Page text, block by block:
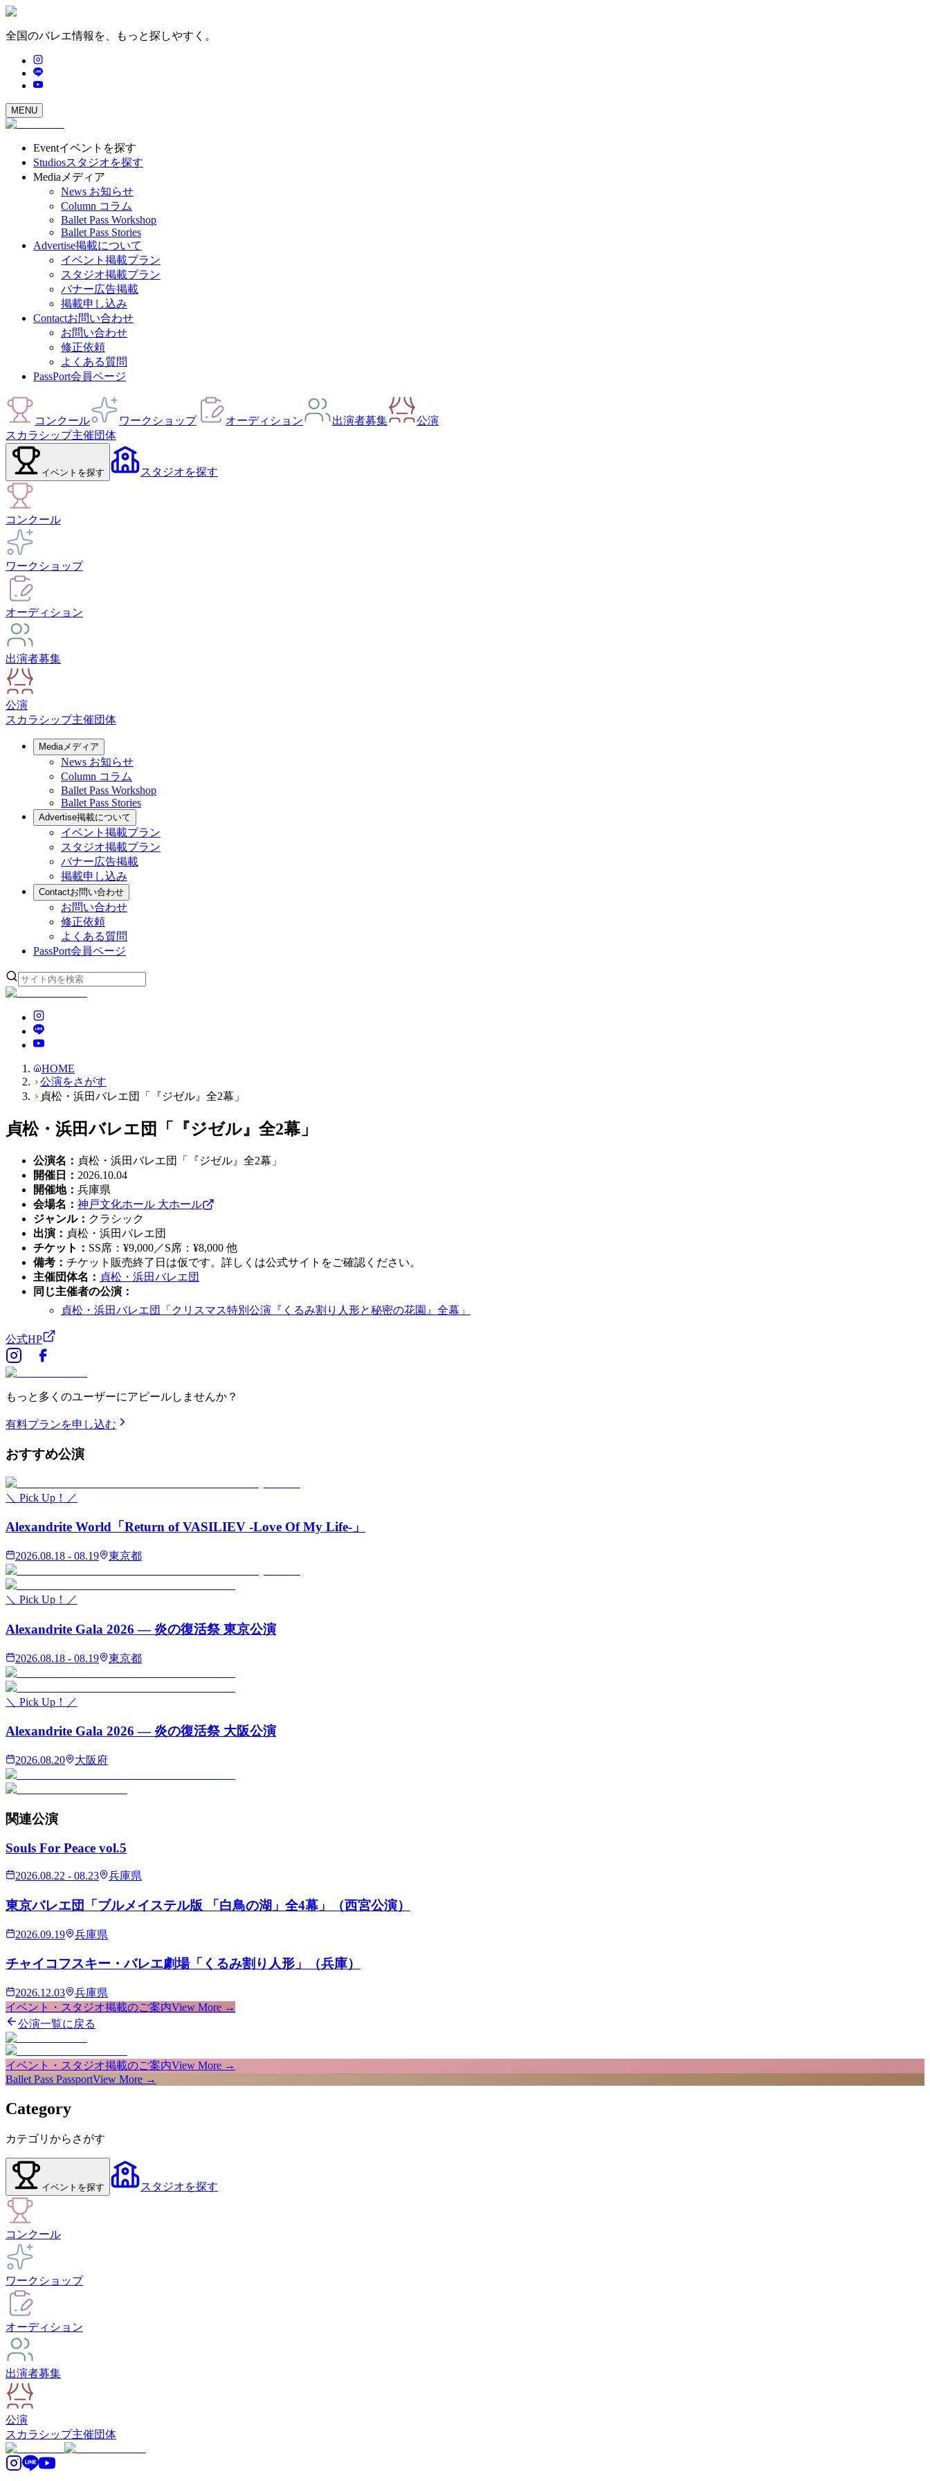
全国のバレエ情報を、もっと探しやすく。
MENU
Eventイベントを探す
Studiosスタジオを探す
Media メディア
News お知らせ
Column コラム
Ballet Pass Workshop
Ballet Pass Stories
Advertise掲載について
イベント掲載プラン
スタジオ掲載プラン
バナー広告掲載
掲載申し込み
Contactお問い合わせ
お問い合わせ
修正依頼
よくある質問
PassPort会員ページ
コンクール ワークショップ オーディション 出演者募集
公演
スカラシップ主催団体
イベント を探す スタジオを探す
コンクール
ワークショップ
オーディション
出演者募集
公演
スカラシップ主催団体
Mediaメディア
News お知らせ
Column コラム
Ballet Pass Workshop
Ballet Pass Stories
Advertise掲載について
イベント掲載プラン
スタジオ掲載プラン
バナー広告掲載
掲載申し込み
Contactお問い合わせ
お問い合わせ
修正依頼
よくある質問
PassPort会員ページ
HOME
公演をさがす
貞松・浜田バレエ団「『ジゼル』全2幕」
貞松・浜田バレエ団「『ジゼル』全2幕」
公演名 ： 貞松・浜田バレエ団「『ジゼル』全2幕」
開催日
： 2026.10.04
開催地： 兵庫県
会場名 ： 神戸文化ホール 大ホール
ジャンル： クラシック
出演 ： 貞松・浜田バレエ団
チケット ： SS席：¥9,000／S席：¥8,000 他
備考 ： チケット販売終了日は仮です。詳しくは公式サイトをご確認ください。
主催団体名 ： 貞松・浜田バレエ団
同じ主催者の公演 ：
貞松・浜田バレエ団「クリスマス特別公演『くるみ割り人形と秘密の花園』全幕」
公式HP
もっと多くのユーザーにアピールしませんか？
有料プランを申し込む
おすすめ公演
＼ Pick Up！／
Alexandrite World「Return of VASILIEV -Love Of My Life-」
2026.08.18 - 08.19 東京都
＼ Pick Up！／
Alexandrite Gala 2026 — 炎の復活祭 東京公演
2026.08.18 - 08.19 東京都
＼ Pick Up！／
Alexandrite Gala 2026 — 炎の復活祭 大阪公演
2026.08.20 大阪府
関連公演
Souls For Peace vol.5
2026.08.22 - 08.23 兵庫県
東京バレエ団「ブルメイステル版 「白鳥の湖」全4幕」（西宮公演）
2026.09.19 兵庫県
チャイコフスキー・バレエ劇場「くるみ割り人形」（兵庫）
2026.12.03
兵庫県
イベント・スタジオ掲載のご案内View More →
公演一覧に戻る
イベント・スタジオ掲載のご案内View More →
Ballet Pass PassportView More →
Category
カテゴリからさがす
イベント を探す スタジオを探す
コンクール
ワークショップ
オーディション
出演者募集
公演
スカラシップ主催団体